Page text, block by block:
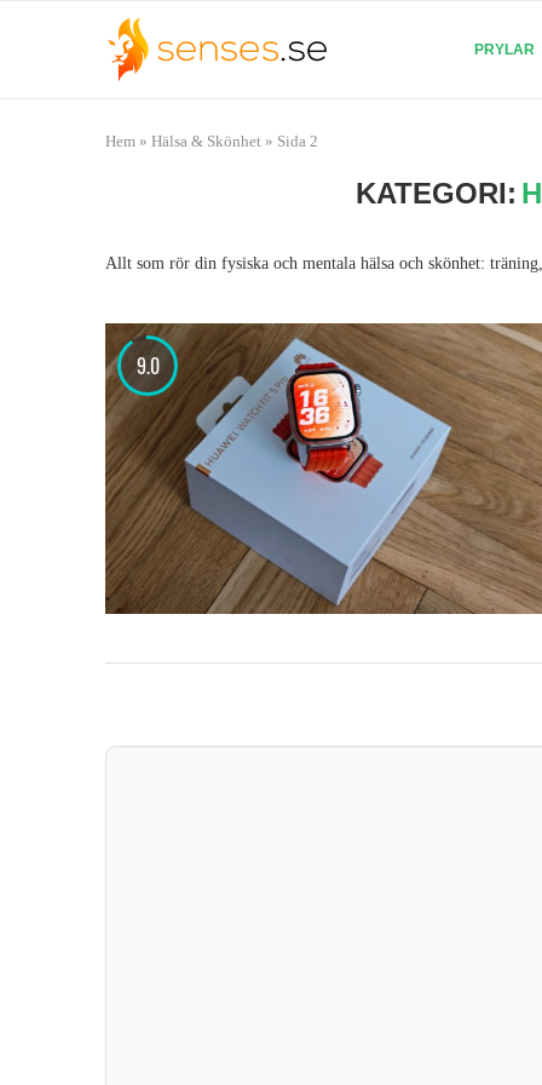
PRYLAR
Hem » Hälsa & Skönhet » Sida 2
KATEGORI:
Allt som rör din fysiska och mentala hälsa och skönhet:
9.0